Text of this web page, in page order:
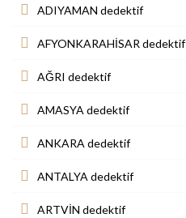
ADIYAMAN dedektif
AFYONKARAHİSAR dedektif
AĞRI dedektif
AMASYA dedektif
ANKARA dedektif
ANTALYA dedektif
ARTVİN dedektif